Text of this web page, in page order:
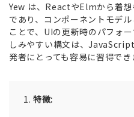
Yew は、ReactやElmから着
であり、コンポーネントモデ
ことで、UIの更新時のパフォ
しみやすい構文は、
発者にとっても容易に習得でき
特徴: